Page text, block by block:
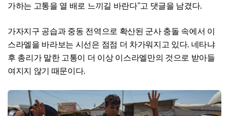
가하는 고통을 열 배로 느끼길 바란다"고 댓글을 남겼다.
가자지구 공습과 중동 전역으로 확산된 군사 충돌 속에서 이
스라엘을 바라보는 시선은 점점 더 차가워지고 있다. 네타냐
후 총리가 말한 고통이 더 이상 이스라엘만의 것으로 받아들
여지지 않기 때문이다.